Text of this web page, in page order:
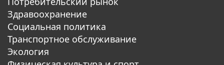
Здравоохранение
Социальная политика
Транспортное обслуживание
Экология